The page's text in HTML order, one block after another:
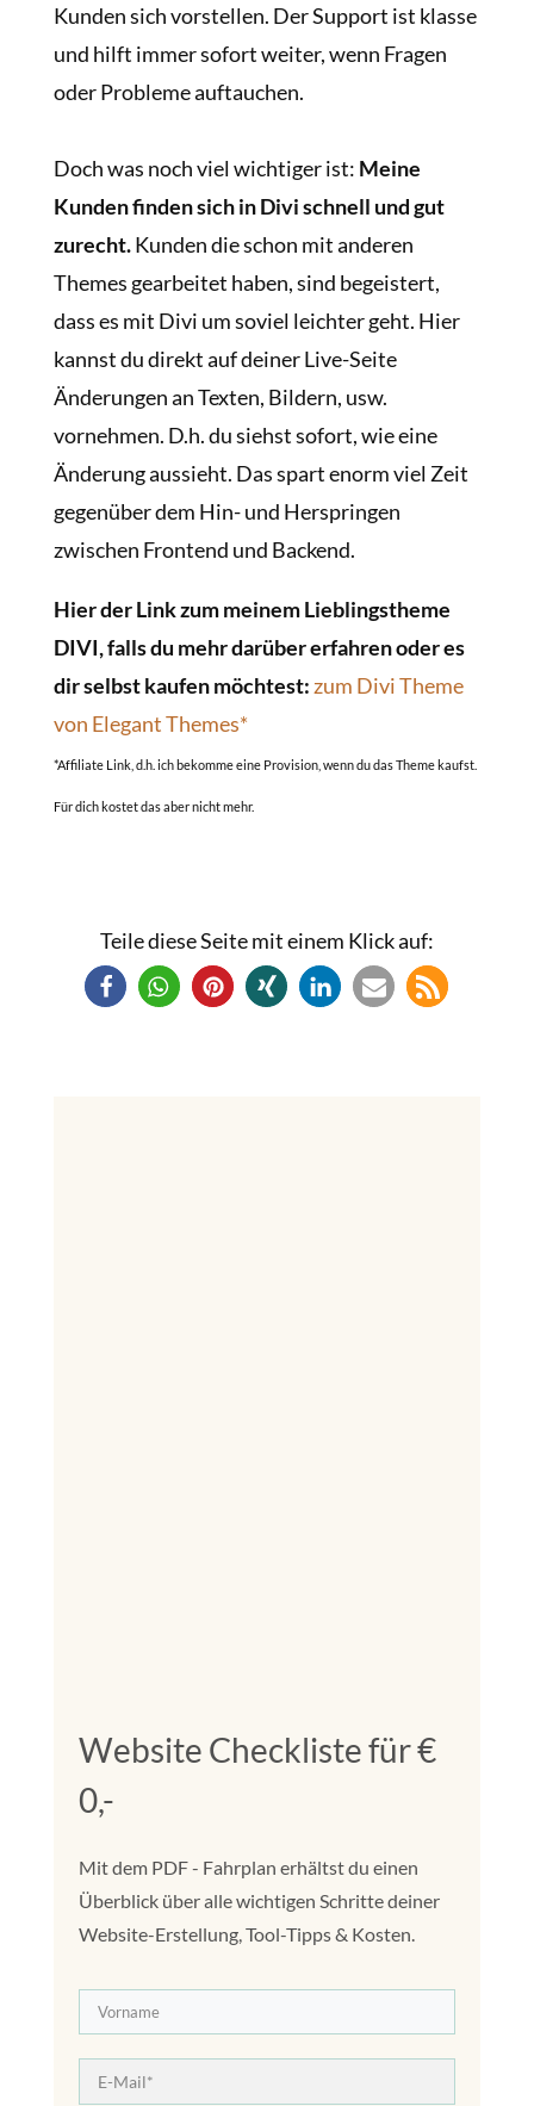
Kunden sich vorstellen. Der Support ist klasse
und hilft immer sofort weiter, wenn Fragen
oder Probleme auftauchen.
Doch was noch viel wichtiger ist: Meine
Kunden finden sich in Divi schnell und gut
zurecht.Kunden die schon mit anderen
Themes gearbeitet haben, sind begeistert,
dass es mit Divi um soviel leichter geht. Hier
kannst du direkt auf deiner Live-Seite
Änderungen an Texten, Bildern, usw.
vornehmen. D.h. du siehst sofort, wie eine
Änderung aussieht. Das spart enorm viel Zeit
gegenüber dem Hin- und Herspringen
zwischen Frontend und Backend.
Hier der Link zum meinem Lieblingstheme
DIVI, falls du mehr darüber erfahren oder es
dir selbst kaufen möchtest: zum Divi Theme
von Elegant Themes*
*Affiliate Link, d.h. ich bekomme eine Provision, wenn du das Theme kaufst.
Für dich kostet das aber nicht mehr.
Teile diese Seite mit einem Klick auf:
Website Checkliste für €
0,-
Mit dem PDF - Fahrplan erhältst du einen
Überblick über alle wichtigen Schritte deiner
Website-Erstellung, Tool-Tipps & Kosten.